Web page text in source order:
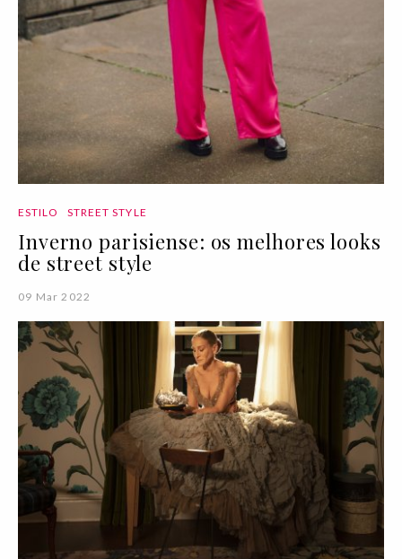
ESTILO STREET STYLE
Inverno parisiense: os melhores looks
de street style
09 Mar 2022